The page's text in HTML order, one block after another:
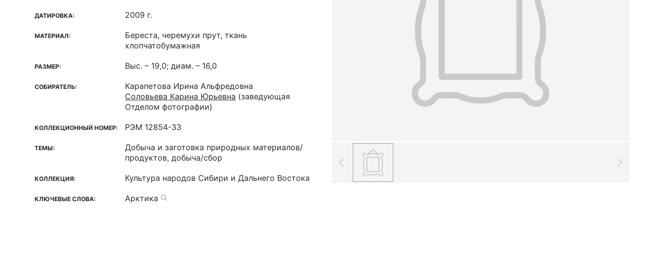
ДАТИРОВКА: 2009 г.
МАТЕРИАЛ:
Береста, черемухи прут, ткань
хлопчатобумажная
РАЗМЕР: Выс. – 19,0; диам. – 16,0
СОБИРАТЕЛЬ:
Карапетова Ирина Альфредовна
Соловьева Карина Юрьевна (заведующая
Отделом фотографии)
КОЛЛЕКЦИОННЫЙ НОМЕР: РЭМ 12854-33
ТЕМЫ:
Добыча и заготовка природных материалов/
продуктов, добыча/сбор
КОЛЛЕКЦИЯ: Культура народов Сибири и Дальнего Востока
КЛЮЧЕВЫЕ СЛОВА: Арктика